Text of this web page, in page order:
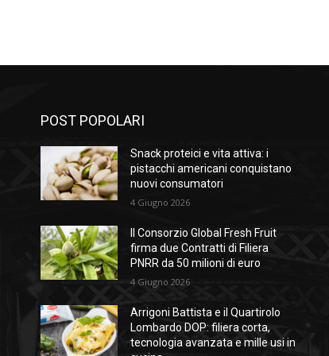
POST POPOLARI
Snack proteici e vita attiva: i
pistacchi americani conquistano
nuovi consumatori
4 Giugno 2026
Il Consorzio Global Fresh Fruit
firma due Contratti di Filiera
PNRR da 50 milioni di euro
4 Giugno 2026
Arrigoni Battista e il Quartirolo
Lombardo DOP: filiera corta,
tecnologia avanzata e mille usi in